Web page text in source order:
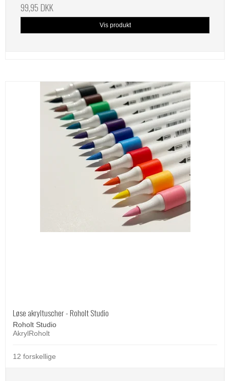
99,95 DKK
Vis produkt
Løse akryltuscher - Roholt Studio
Roholt Studio
AkrylRoholt
12 forskellige